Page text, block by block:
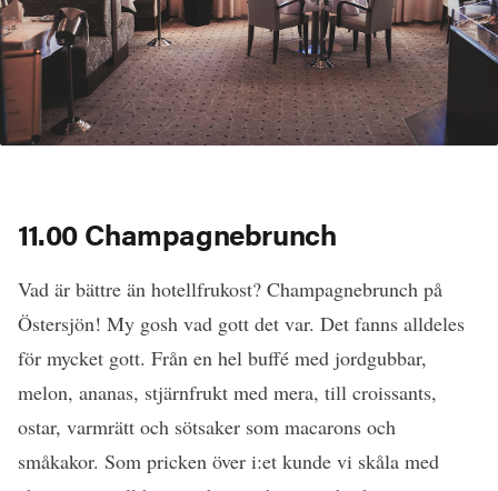
11.00 Champagnebrunch
Vad är bättre än hotellfrukost? Champagnebrunch på
Östersjön! My gosh vad gott det var. Det fanns alldeles
för mycket gott. Från en hel buffé med jordgubbar,
melon, ananas, stjärnfrukt med mera, till croissants,
ostar, varmrätt och sötsaker som macarons och
småkakor. Som pricken över i:et kunde vi skåla med